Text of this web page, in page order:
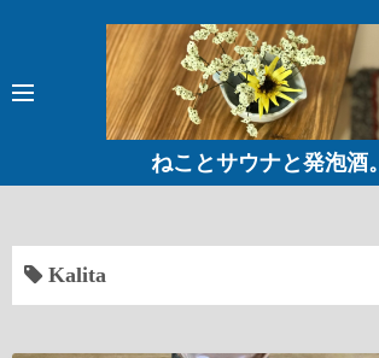
ン
ねことサウナと発泡酒。
Kalita